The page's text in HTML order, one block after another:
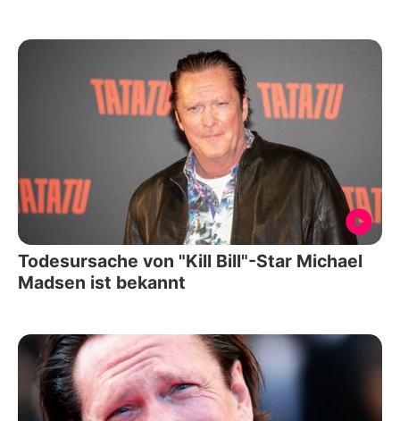
Todesursache von "Kill Bill"-Star Michael
Madsen ist bekannt